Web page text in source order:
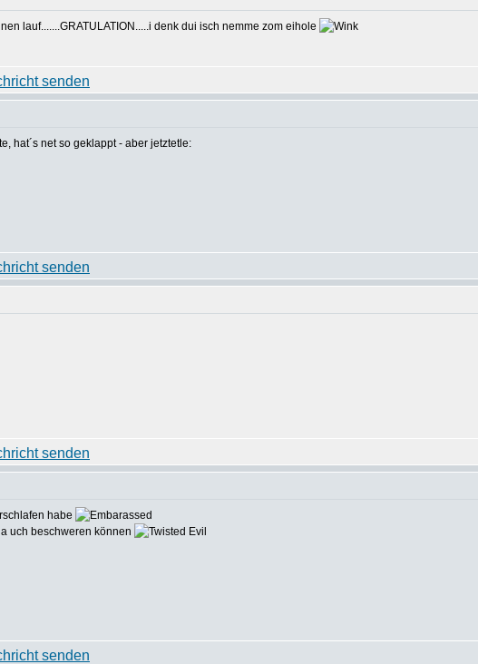
lauf.......GRATULATION.....i denk dui isch nemme zom eihole
hat´s net so geklappt - aber jetztetle:
habe
uch beschweren können